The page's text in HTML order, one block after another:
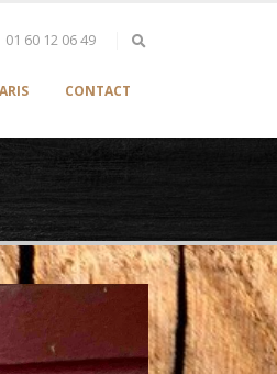
01 60 12 06 49
CONTACT